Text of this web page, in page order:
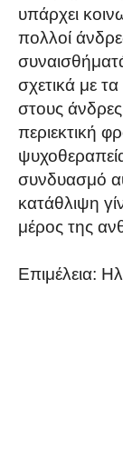
υπάρχει
πολλοί
σχετικά με
στους
περιεκτική
συνδυασμό
κατάθλιψη
μέρος της
Επιμέλεια: